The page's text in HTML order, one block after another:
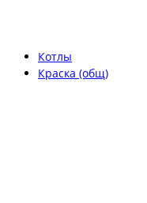
Котлы
Краска (общ)